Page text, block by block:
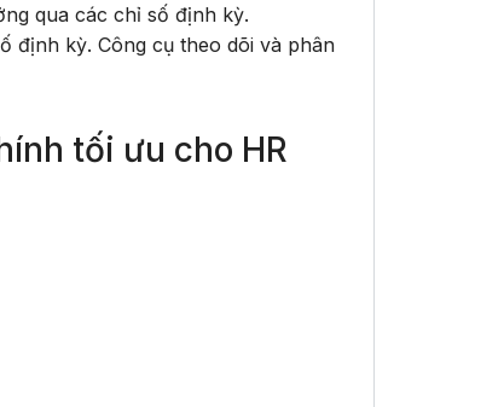
qua các chỉ số định kỳ.
định kỳ. Công cụ theo dõi và phân
tối ưu cho HR